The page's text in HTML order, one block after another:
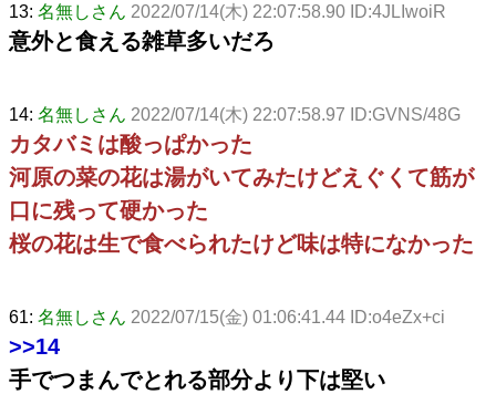
13: 名無しさん 2022/07/14(木) 22:07:58.90 ID:4JLIwoiR
意外と食える雑草多いだろ
14: 名無しさん 2022/07/14(木) 22:07:58.97 ID:GVNS/48G
カタバミは酸っぱかった
河原の菜の花は湯がいてみたけどえぐくて筋が
口に残って硬かった
桜の花は生で食べられたけど味は特になかった
61: 名無しさん 2022/07/15(金) 01:06:41.44 ID:o4eZx+ci
>>14
手でつまんでとれる部分より下は堅い